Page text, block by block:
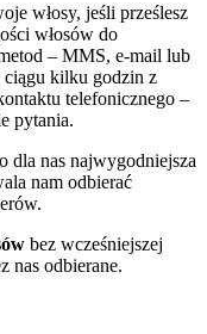
włosy, jeśli prześlesz
włosów do
– MMS, e-mail lub
kilku godzin z
telefonicznego –
pytania.
dla nas najwygodniejsza
nam odbierać
bez wcześniejszej
nas odbierane.